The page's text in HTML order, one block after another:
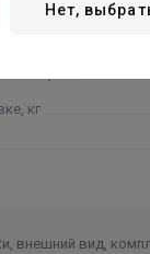
см.
кг
внешний вид,
Нет,